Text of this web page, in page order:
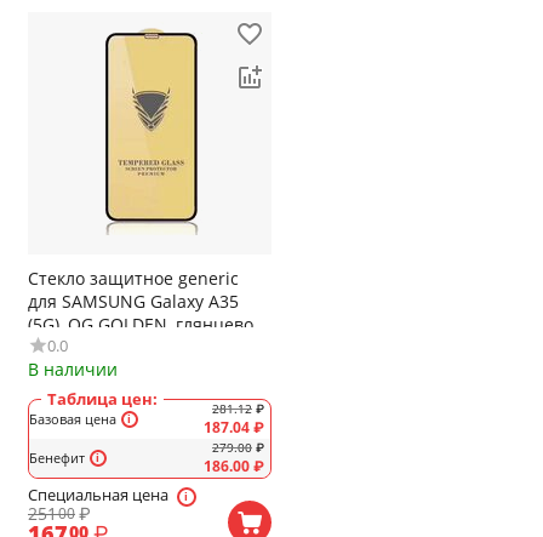
Стекло защитное generic
для SAMSUNG Galaxy A35
(5G), OG GOLDEN, глянцевое,
полный клей, цвет: чёрный,
в техпаке
0.0
В наличии
Таблица цен:
Базовая цена
Бенефит
281.12 ₽
187.04₽
279.00 ₽
186.00₽
Специальная цена
25100 ₽
00